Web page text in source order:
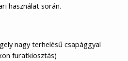
használat során.
nagy terhelésű csapággyal
furatkiosztás)